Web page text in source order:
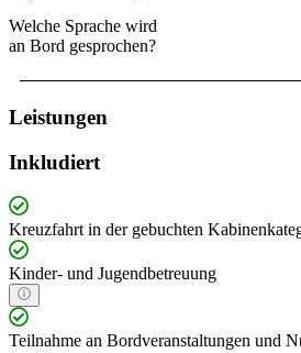
Welche Sprache wird
an Bord gesprochen?
Leistungen
Inkludiert
Kreuzfahrt in der gebuchten
Kinder- und Jugendbetreuung
Teilnahme an Bordveranstaltungen und